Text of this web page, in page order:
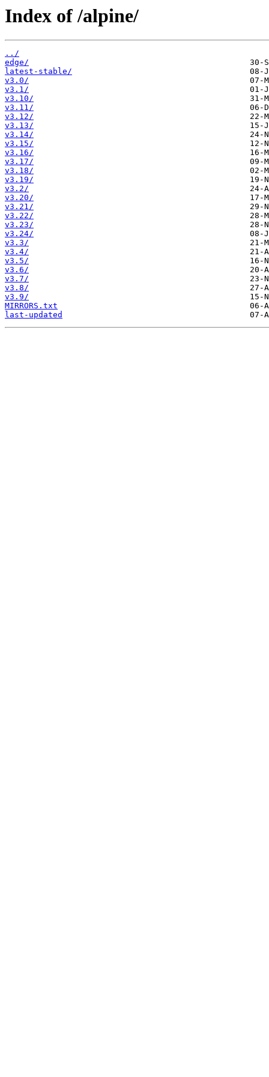
Index of /alpine/
../
edge/
latest-stable/
v3.0/
v3.1/
v3.10/
v3.11/
v3.12/
v3.13/
v3.14/
v3.15/
v3.16/
v3.17/
v3.18/
v3.19/
v3.2/
v3.20/
v3.21/
v3.22/
v3.23/
v3.24/
v3.3/
v3.4/
v3.5/
v3.6/
v3.7/
v3.8/
v3.9/
MIRRORS.txt
last-updated